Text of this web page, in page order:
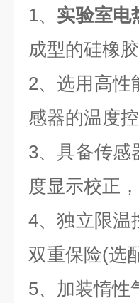
1、 实验室电
成型的硅橡
2、选用高性
感器的温度
3、具备传感
度显示校正
4、独立限温
双重保险(选
5、加装惰性